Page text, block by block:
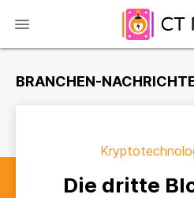
BRANCHEN-
Die dritte